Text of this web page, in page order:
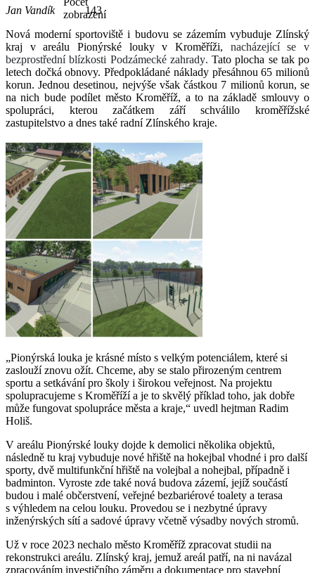
Jan Vandík
143
Nová moderní sportoviště i budovu se zázemím vybuduje Zlínský
kraj v areálu Pionýrské louky v Kroměříži, nacházející se v
bezprostřední blízkosti Podzámecké zahrady. Tato plocha se tak po
letech dočká obnovy. Předpokládané náklady přesáhnou 65 milionů
korun. Jednou desetinou, nejvýše však částkou 7 milionů korun, se
na nich bude podílet město Kroměříž, a to na základě smlouvy o
spolupráci, kterou začátkem září schválilo kroměřížské
zastupitelstvo a dnes také radní Zlínského kraje.
„Pionýrská louka je krásné místo s velkým potenciálem, které si
zaslouží znovu ožít. Chceme, aby se stalo přirozeným centrem
sportu a setkávání pro školy i širokou veřejnost. Na projektu
spolupracujeme s Kroměříží a je to skvělý příklad toho, jak dobře
může fungovat spolupráce města a kraje,“ uvedl hejtman Radim
Holiš.
V areálu Pionýrské louky dojde k demolici několika objektů,
následně tu kraj vybuduje nové hřiště na hokejbal vhodné i pro další
sporty, dvě multifunkční hřiště na volejbal a nohejbal, případně i
badminton. Vyroste zde také nová budova zázemí, jejíž součástí
budou i malé občerstvení, veřejné bezbariérové toalety a terasa
s výhledem na celou louku. Provedou se i nezbytné úpravy
inženýrských sítí a sadové úpravy včetně výsadby nových stromů.
Už v roce 2023 nechalo město Kroměříž zpracovat studii na
rekonstrukci areálu. Zlínský kraj, jemuž areál patří, na ni navázal
zpracováním investičního záměru a dokumentace pro stavební